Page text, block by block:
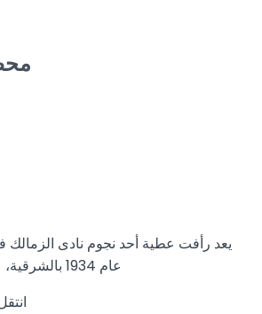
يعد رأفت عطية أحد نجوم نادى الزمالك
عام 1934 بالشرقية،